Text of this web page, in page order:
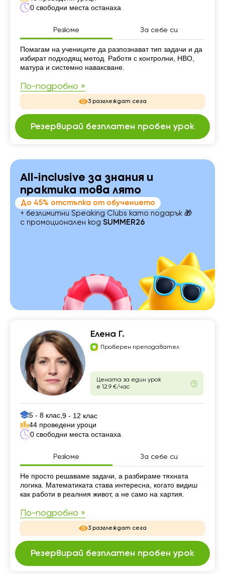
0 свободни места останаха
Резюме За себе си
Резюме
Помагам на учениците да разпознават тип задачи и да
избират подходящ метод. Работя с контролни, НВО,
матура и системно наваксване.
По-подробно »
3 разглеждат сега
Резервирай безплатен пробен урок
All-inclusive за знания и
практика това лято
До 45% отстъпка от обучението
+ безлимитни Speaking Clubs като подарък 🎁
с промоционален код SUMMER26
Елена Г.
Проверен преподавател
Цената за един урок
е 12.9 €/час
5 - 8 клас, 9 - 12 клас
44 проведени уроци
0 свободни места останаха
Резюме За себе си
Резюме
Не просто решаваме задачи, а разбираме тяхната
логика. Математиката става интересна, когато видиш
как работи в реалния живот, а не само на хартия.
По-подробно »
3 разглеждат сега
Резервирай безплатен пробен урок